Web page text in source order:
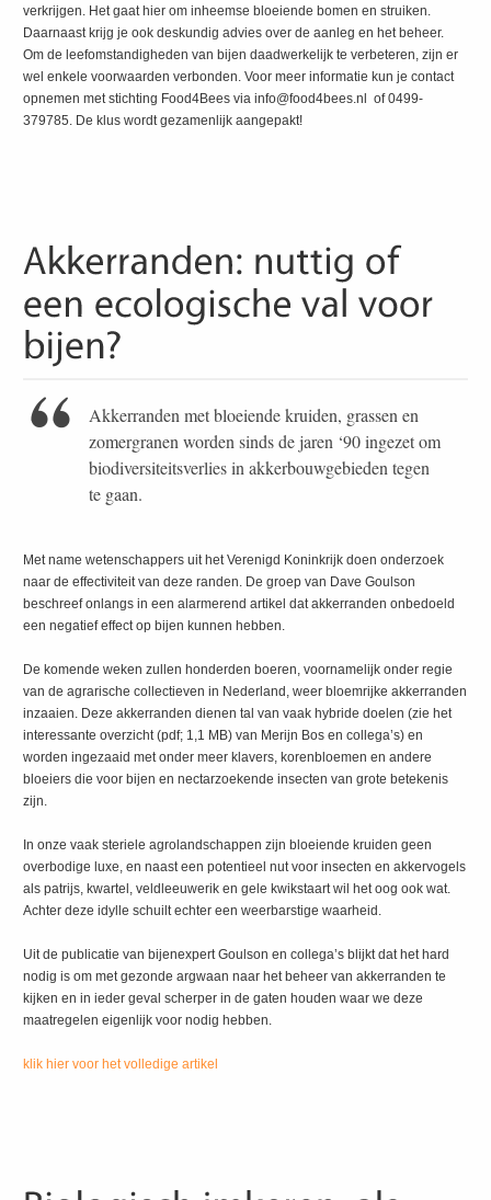
verkrijgen. Het gaat hier om inheemse bloeiende bomen en struiken.
Daarnaast krijg je ook deskundig advies over de aanleg en het beheer.
Om de leefomstandigheden van bijen daadwerkelijk te verbeteren, zijn er
wel enkele voorwaarden verbonden. Voor meer informatie kun je contact
opnemen met stichting Food4Bees via info@food4bees.nl of 0499-
379785. De klus wordt gezamenlijk aangepakt!
Akkerranden met bloeiende kruiden, grassen en
zomergranen worden sinds de jaren ‘90 ingezet om
biodiversiteitsverlies in akkerbouwgebieden tegen
te gaan.
Met name wetenschappers uit het Verenigd Koninkrijk doen onderzoek
naar de effectiviteit van deze randen. De groep van Dave Goulson
beschreef onlangs in een alarmerend artikel dat akkerranden onbedoeld
een negatief effect op bijen kunnen hebben.
De komende weken zullen honderden boeren, voornamelijk onder regie
van de agrarische collectieven in Nederland, weer bloemrijke akkerranden
inzaaien. Deze akkerranden dienen tal van vaak hybride doelen (zie het
interessante overzicht (pdf; 1,1 MB) van Merijn Bos en collega’s) en
worden ingezaaid met onder meer klavers, korenbloemen en andere
bloeiers die voor bijen en nectarzoekende insecten van grote betekenis
zijn.
In onze vaak steriele agrolandschappen zijn bloeiende kruiden geen
overbodige luxe, en naast een potentieel nut voor insecten en akkervogels
als patrijs, kwartel, veldleeuwerik en gele kwikstaart wil het oog ook wat.
Achter deze idylle schuilt echter een weerbarstige waarheid.
Uit de publicatie van bijenexpert Goulson en collega’s blijkt dat het hard
nodig is om met gezonde argwaan naar het beheer van akkerranden te
kijken en in ieder geval scherper in de gaten houden waar we deze
maatregelen eigenlijk voor nodig hebben.
klik hier voor het volledige artikel